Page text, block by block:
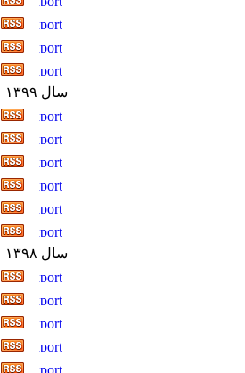
سال ۱۳۹۹
سال ۱۳۹۸